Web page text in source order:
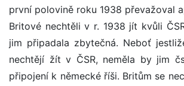
první polovině roku 1938 převažoval
Britové nechtěli v r. 1938 jít kvůli
jim připadala zbytečná. Neboť
nechtějí žít v ČSR, neměla by jim
připojení k německé říši. Britům se